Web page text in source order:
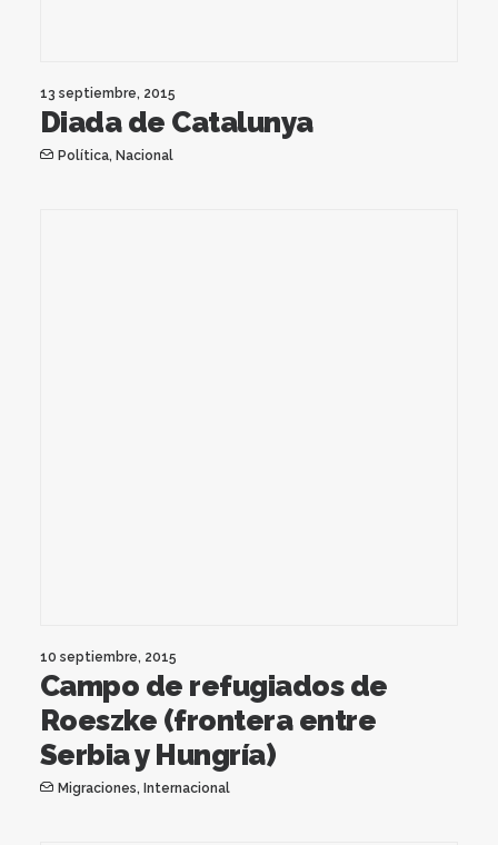
13 septiembre, 2015
Diada de Catalunya
Política, Nacional
10 septiembre, 2015
Campo de refugiados de
Roeszke (frontera entre
Serbia y Hungría)
Migraciones, Internacional